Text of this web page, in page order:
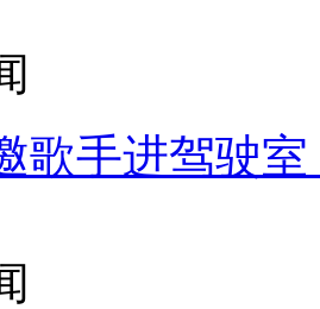
歌手进驾驶